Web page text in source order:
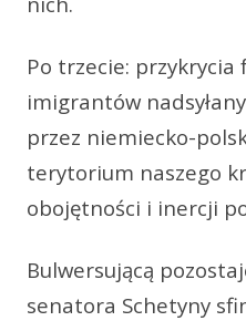
Po trzecie: przykrycia
imigrantów
przez niemiecko-
terytorium naszego
obojętności i inercji
Bulwersującą
senatora Schetyny